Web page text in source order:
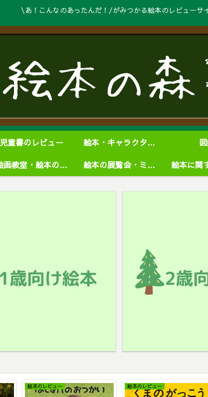
\あ！こんなのあったんだ！/がみつかる絵本のレビューサ
児童書のレビュー 絵本・キャラクターグッズ
絵画教室・絵本の学校 絵本の展覧会・ミュージアム 絵本に関
絵本のレビュー 絵本のレビュー